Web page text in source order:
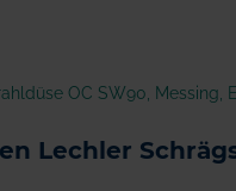
OC SW90, Messing,
Lechler